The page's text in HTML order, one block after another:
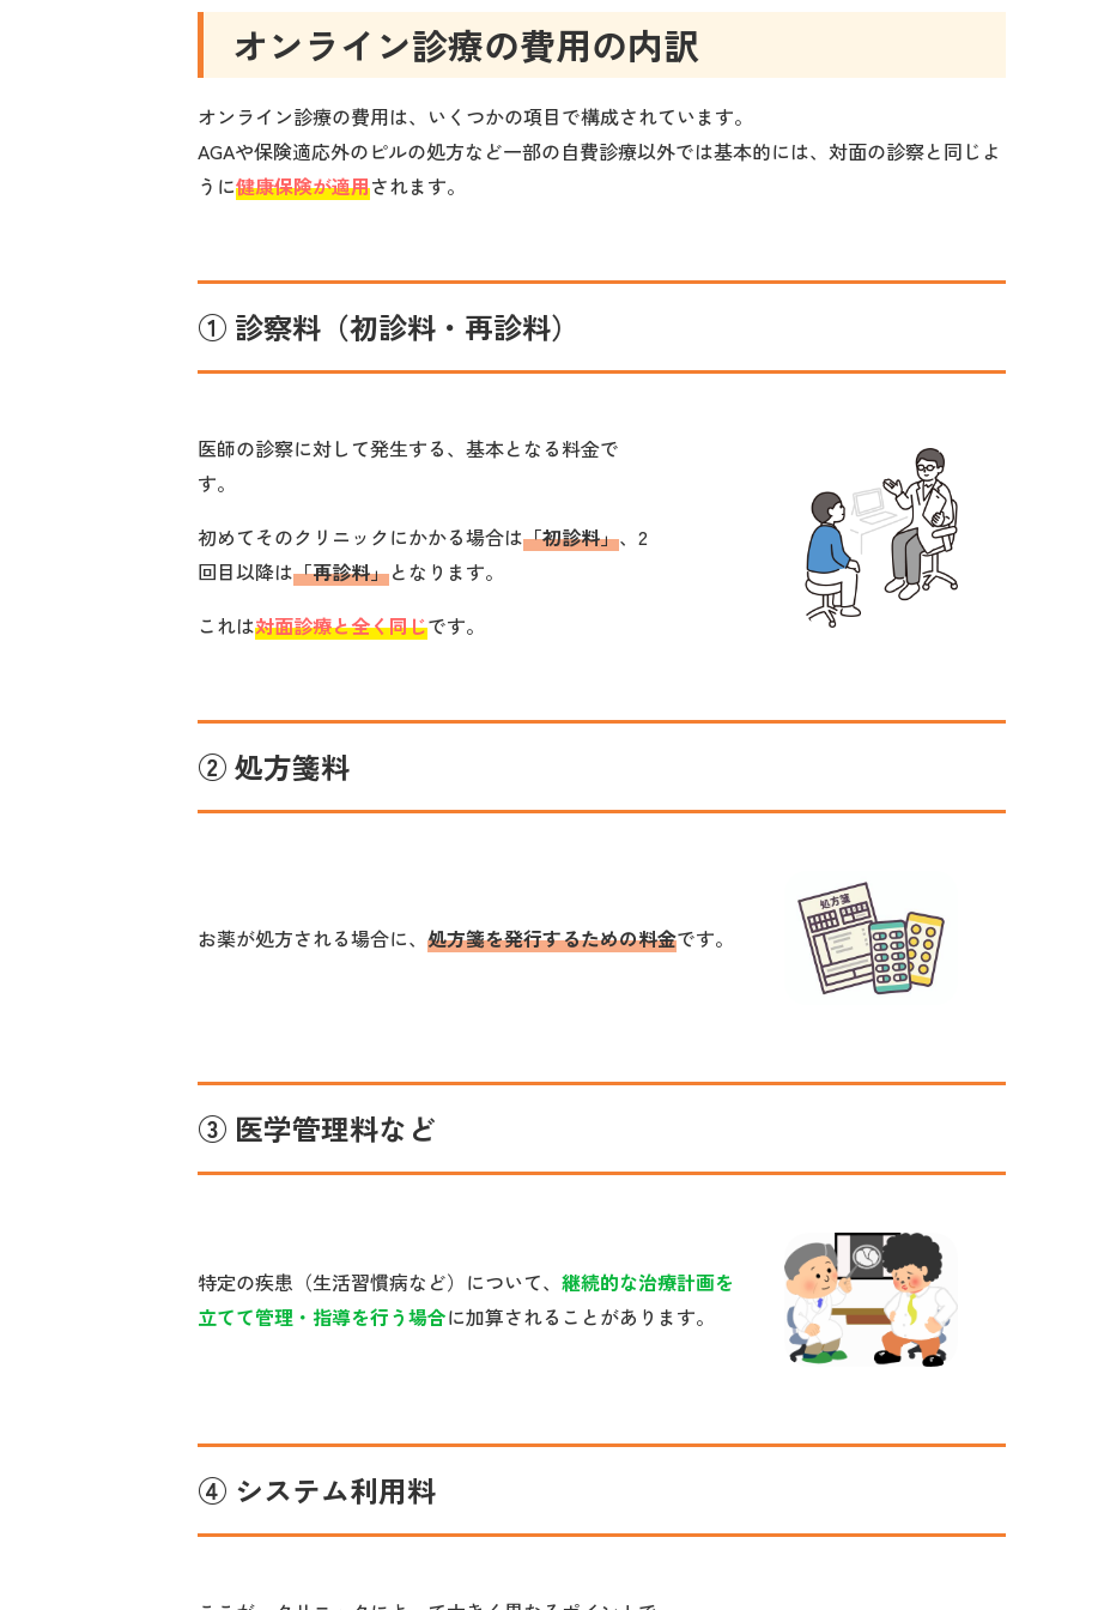
オンライン診療の費用の内訳
オンライン診療の費用は、いくつかの項目で構成されています。
AGAや保険適応外のピルの処方など一部の自費診療以外では基本的には、対面の診察と同じよ
うに健康保険が適用されます。
① 診察料（初診料・再診料）
医師の診察に対して発生する、基本となる料金で
す。
初めてそのクリニックにかかる場合は「初診料」、2
回目以降は「再診料」となります。
これは対面診療と全く同じです。
② 処方箋料
お薬が処方される場合に、 処方箋を発行するための料金です。
③ 医学管理料など
特定の疾患（生活習慣病など）について、 継続的な治療計画を
立てて管理・指導を行う場合に加算されることがあります。
④ システム利用料